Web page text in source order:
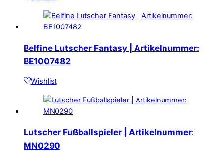
Belfine Lutscher Fantasy | Artikelnummer:
BE1007482
Wishlist
Lutscher Fußballspieler | Artikelnummer:
MN0290